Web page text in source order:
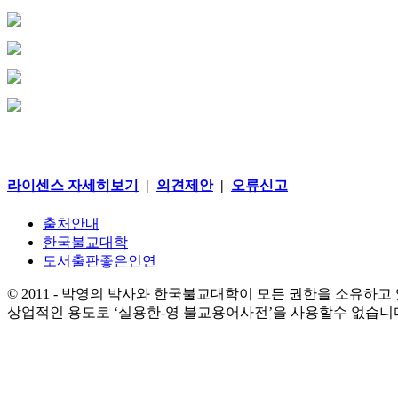
라이센스 자세히보기 | 의견제안| 오류신고
출처안내
한국불교대학
도서출판좋은인연
© 2011 - 박영의 박사와 한국불교대학이 모든 권한을 소유하고
상업적인 용도로 ‘실용한-영 불교용어사전’을 사용할수 없습니